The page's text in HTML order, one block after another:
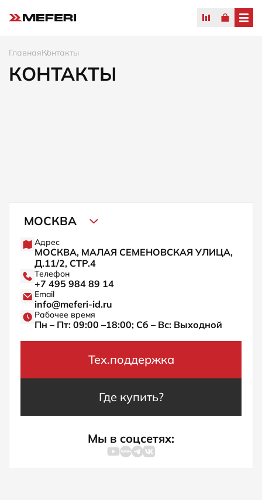
ГлавнаяКонтакты
КОНТАКТЫ
МОСКВА
Адрес
МОСКВА, МАЛАЯ СЕМЕНОВСКАЯ УЛИЦА,
Д.11/2, СТР.4
Телефон
+7 495 984 89 14
Email
info@meferi-id.ru
Рабочее время
Пн – Пт: 09:00 –18:00; Сб – Вс: Выходной
Тех.поддержка
Где купить?
Мы в соцсетях: